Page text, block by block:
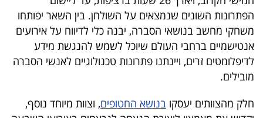
דרושים
ניוזלטרים
מייל
הפתרונות השונים שנמצאים על השולחן. בין השאר יפותחו
משחקי מחשב בנושאי הסברה, יבנה כלי לדיווח על אירועים
אנטישמיים ברחבי העולם שיוכל לשמש להנגשת מידע
לדיפלומטים זרים, ויינתנו פתרונות טכנולוגיים לאנשי הסברה
מובילים.
חלק מהצוותים יעסקו בנושא החטופים, וצוות מיוחד נוסף,